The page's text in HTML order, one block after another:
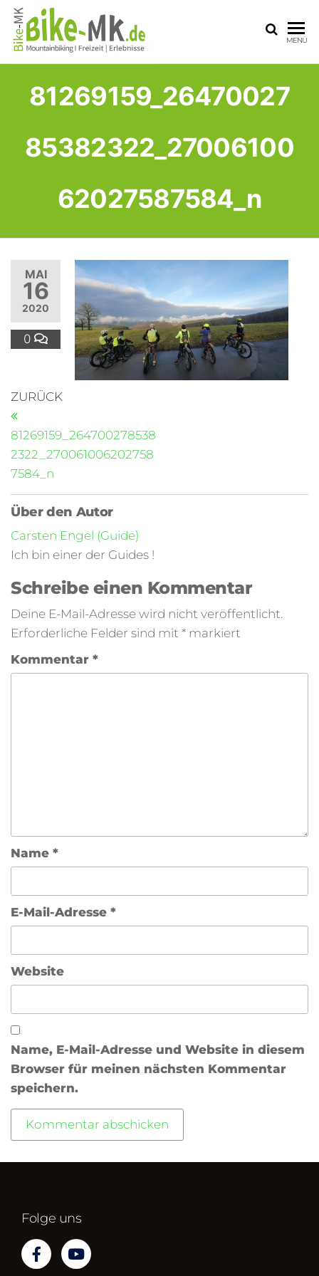
MK
Sauerland
MENÜ
81269159_26470027
85382322_27006100
62027587584_n
MAI
16
2020
0
ZURÜCK
81269159_264700278538
2322_270061006202758
7584_n
Über den Autor
Carsten Engel (Guide)
Ich bin einer der Guides !
Schreibe einen Kommentar
Deine E-Mail-Adresse wird nicht veröffentlicht.
Erforderliche Felder sind mit * markiert
Kommentar *
Name *
E-Mail-Adresse *
Website
Name, E-Mail-Adresse und Website in diesem
Browser für meinen nächsten Kommentar
speichern.
Folge uns